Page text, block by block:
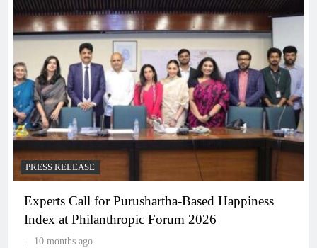
PRESS RELEASE
Experts Call for Purushartha-Based Happiness
Index at Philanthropic Forum 2026
10 months ago